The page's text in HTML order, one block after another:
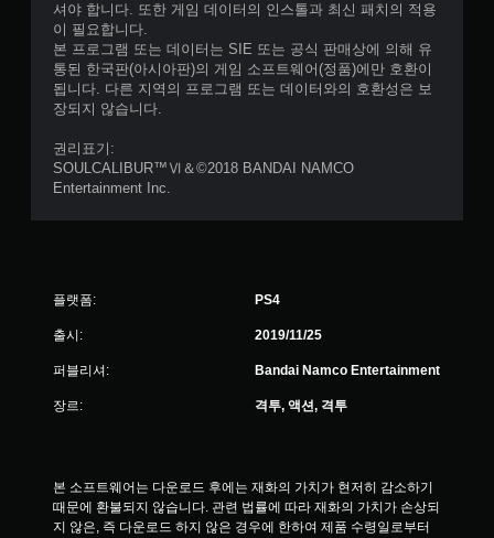
셔야 합니다. 또한 게임 데이터의 인스톨과 최신 패치의 적용
이 필요합니다.
본 프로그램 또는 데이터는 SIE 또는 공식 판매상에 의해 유
통된 한국판(아시아판)의 게임 소프트웨어(정품)에만 호환이
됩니다. 다른 지역의 프로그램 또는 데이터와의 호환성은 보
장되지 않습니다.
권리표기:
SOULCALIBUR™Ⅵ＆©2018 BANDAI NAMCO
Entertainment Inc.
플랫폼: PS4
출시: 2019/11/25
퍼블리셔: Bandai Namco Entertainment
장르: 격투, 액션, 격투
본 소프트웨어는 다운로드 후에는 재화의 가치가 현저히 감소하기
때문에 환불되지 않습니다. 관련 법률에 따라 재화의 가치가 손상되
지 않은, 즉 다운로드 하지 않은 경우에 한하여 제품 수령일로부터